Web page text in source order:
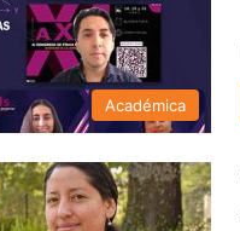
Académica